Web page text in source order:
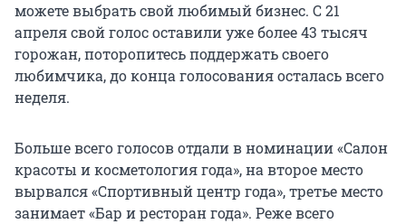
можете выбрать свой любимый бизнес. С 21
апреля свой голос оставили уже более 43 тысяч
горожан, поторопитесь поддержать своего
любимчика, до конца голосования осталась всего
неделя.
Больше всего голосов отдали в номинации «Салон
красоты и косметология года», на второе место
вырвался «Спортивный центр года», третье место
занимает «Бар и ресторан года». Реже всего